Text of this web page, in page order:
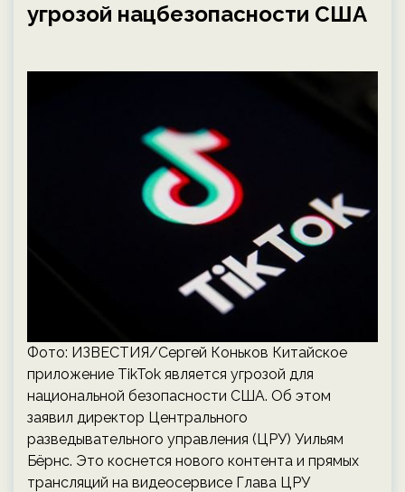
угрозой нацбезопасности США
Фото: ИЗВЕСТИЯ/Сергей Коньков Китайское
приложение TikTok является угрозой для
национальной безопасности США. Об этом
заявил директор Центрального
разведывательного управления (ЦРУ) Уильям
Бёрнс. Это коснется нового контента и прямых
трансляций на видеосервисе Глава ЦРУ